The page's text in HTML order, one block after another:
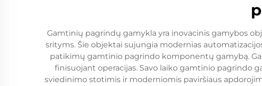
Gamtinių pagrindų gamykla yra inovacinis gamybos
srityms. Šie objektai sujungia modernias
patikimų gamtinio pagrindo komponentų gamybą.
finisuojant operacijas. Savo laiko gamtinio pagrindo
sviedinimo stotimis ir moderniomis paviršiaus